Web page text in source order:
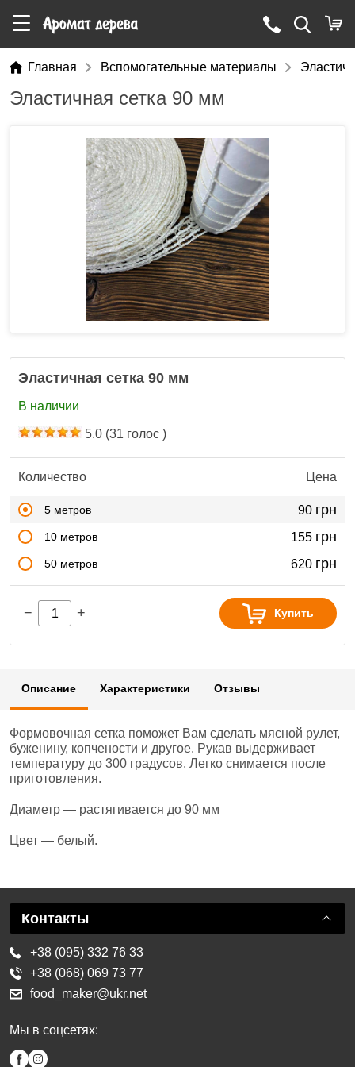
Главная Вспомогательные материалы
Эластичная сетка 90 мм
Эластичная сетка 90 мм
В наличии
5.0 (31 голос )
Количество Цена
5 метров 90 грн
10 метров 155 грн
50 метров 620 грн
− + Купить
Описание Характеристики Отзывы
Формовочная сетка поможет Вам сделать мясной рулет,
буженину, копчености и другое. Рукав выдерживает
температуру до 300 градусов. Легко снимается после
приготовления.
Диаметр — растягивается до 90 мм
Цвет — белый.
Контакты
+38 (095) 332 76 33
+38 (068) 069 73 77
food_maker@ukr.net
Мы в соцсетях: